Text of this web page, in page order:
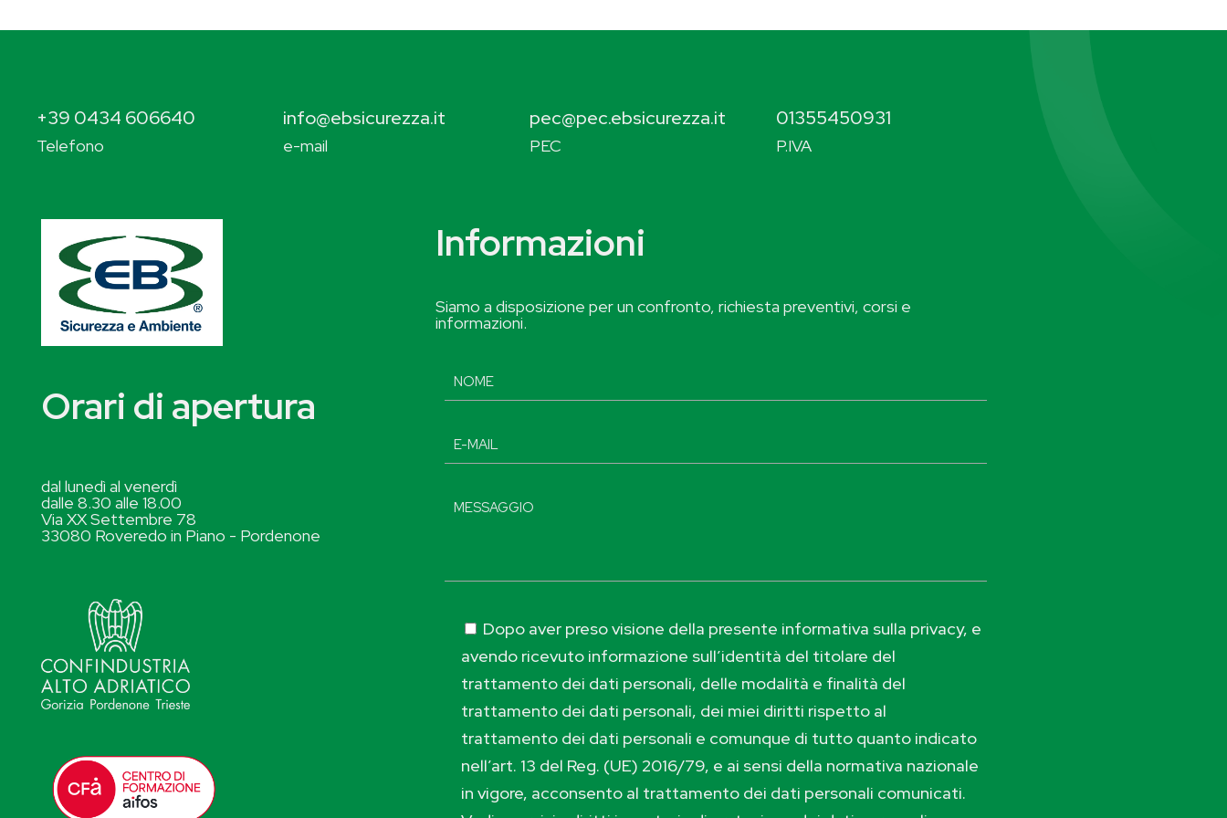
+39 0434 606640
Telefono
info@ebsicurezza.it
e-mail
pec@pec.ebsicurezza.it
PEC
01355450931
P.IVA
Orari di apertura
dal lunedì al venerdì
dalle 8.30 alle 18.00
Via XX Settembre 78
33080 Roveredo in Piano - Pordenone
Informazioni
Siamo a disposizione per un confronto, richiesta preventivi, corsi e
informazioni.
Dopo aver preso visione della presente informativa sulla privacy, e
avendo ricevuto informazione sull’identità del titolare del
trattamento dei dati personali, delle modalità e finalità del
trattamento dei dati personali, dei miei diritti rispetto al
trattamento dei dati personali e comunque di tutto quanto indicato
nell’art. 13 del Reg. (UE) 2016/79, e ai sensi della normativa nazionale
in vigore, acconsento al trattamento dei dati personali comunicati.